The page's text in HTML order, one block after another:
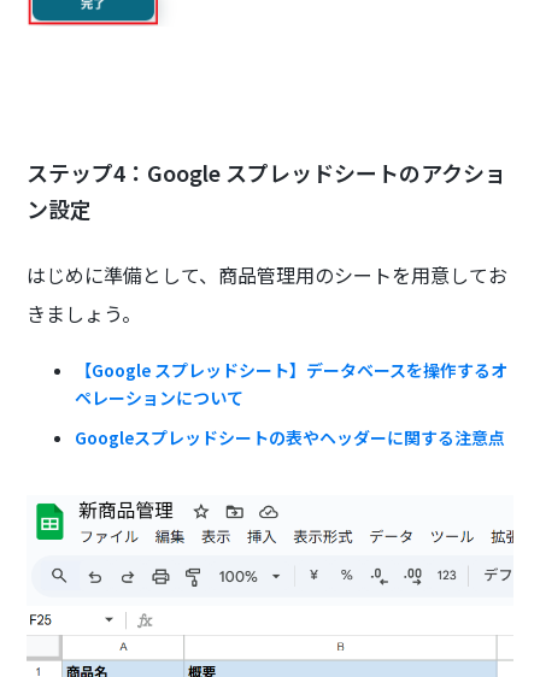
ステップ4：Google スプレッドシートのアクショ
ン設定
はじめに準備として、商品管理用のシートを用意してお
きましょう。
【Google スプレッドシート】データベースを操作するオ
ペレーションについて
Googleスプレッドシートの表やヘッダーに関する注意点